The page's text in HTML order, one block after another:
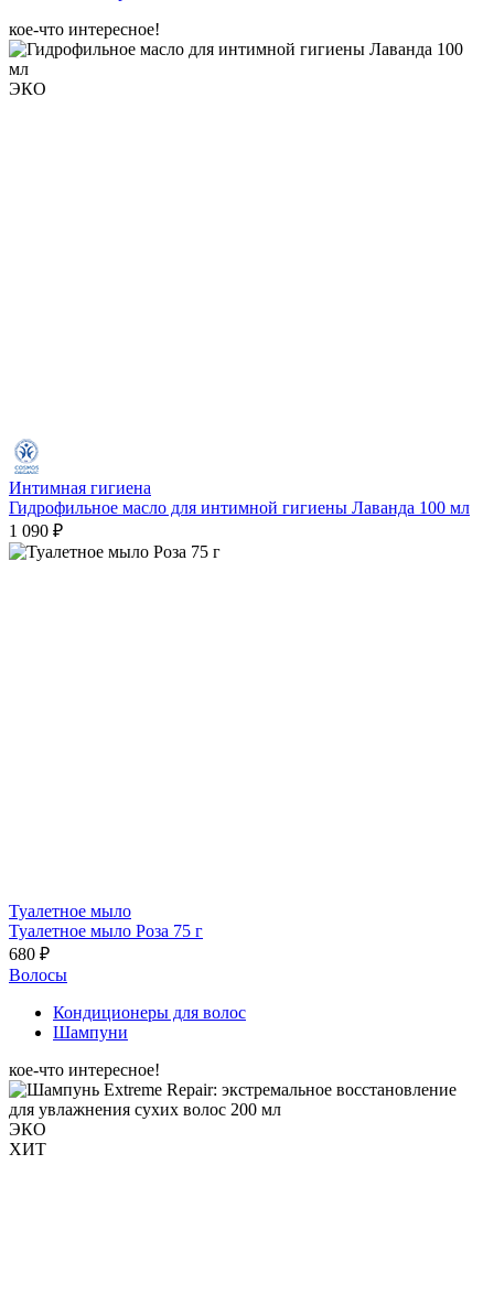
кое-что интересное!
ЭКО
Интимная гигиена
Гидрофильное масло для интимной гигиены Лаванда 100 мл
1 090 ₽
Туалетное мыло
Туалетное мыло Роза 75 г
680 ₽
Волосы
Кондиционеры для волос
Шампуни
кое-что интересное!
ЭКО
ХИТ